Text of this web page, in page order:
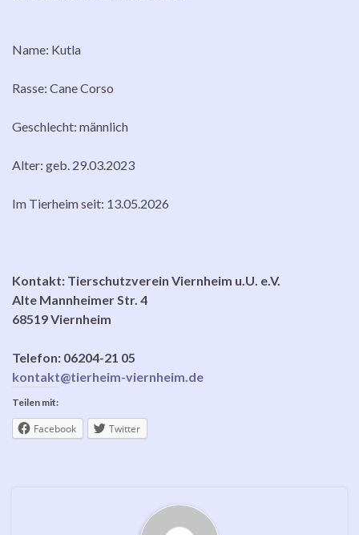
Name: Kutla
Rasse: Cane Corso
Geschlecht: männlich
Alter: geb. 29.03.2023
Im Tierheim seit: 13.05.2026
Kontakt: Tierschutzverein Viernheim u.U. e.V.
Alte Mannheimer Str. 4
68519 Viernheim
Telefon: 06204-21 05
kontakt@tierheim-viernheim.de
Teilen mit:
Facebook Twitter